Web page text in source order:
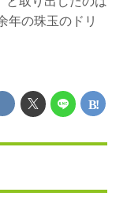
年の珠玉のドリ